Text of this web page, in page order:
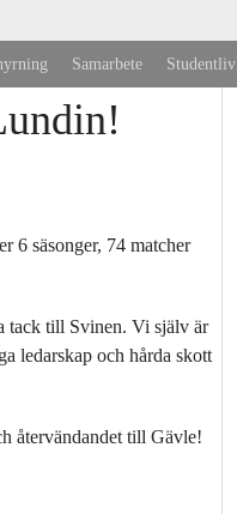
Samarbete Studentliv
6 säsonger, 74 matcher
tack till Svinen. Vi själv är
ledarskap och hårda skott
återvändandet till Gävle!